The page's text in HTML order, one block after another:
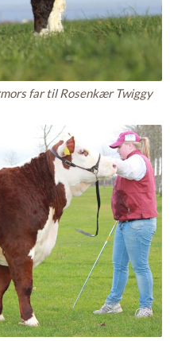
far til Rosenkær Twiggy